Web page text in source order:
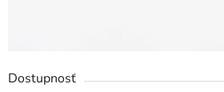
Dostupnosť